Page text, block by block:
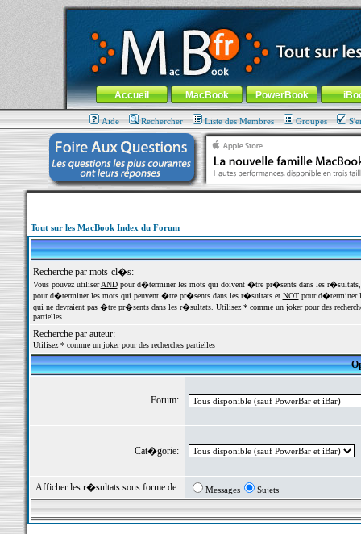
MacBook-fr.com : 100% Apple... 100% nomade !
Aller au contenu-Aller au menu général-Aller au menu de
Menu général
Accueil MacBook PowerBook
Aide Rechercher Liste des Membres Groupes
Tout sur les MacBook Index du Forum
Recherche par mots-cl�s:
Vous pouvez utiliserANDpour d�terminer les mots qui doivent �tre pr�sents dans les
pour d�terminer les mots qui peuvent �tre pr�sents dans les r�sultats et NOTpour d�terminer
qui ne devraient pas �tre pr�sents dans les r�sultats. Utilisez * comme un joker pour des
partielles
Recherche par auteur:
Utilisez * comme un joker pour des recherches partielles
Forum:
Cat�gorie:
Afficher les r�sultats sous forme de: Messages Sujets